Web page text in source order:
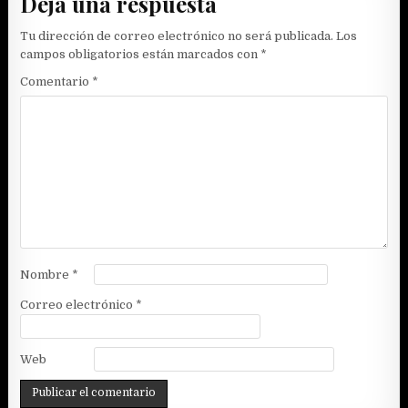
Tu dirección de correo electrónico no será publicada. Los
campos obligatorios están marcados con *
Comentario *
Nombre *
Correo electrónico *
Web